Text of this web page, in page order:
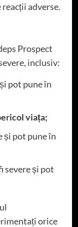
adverse.
Prospect
inclusiv:
pot pune în
viața;
și pot pune în
severe și pot
orice